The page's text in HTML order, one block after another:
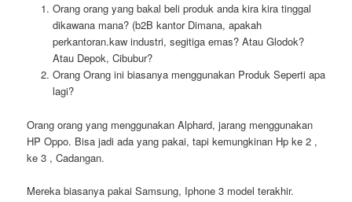
Orang orang yang bakal beli produk anda kira kira tinggal
dikawana mana? (b2B kantor Dimana, apakah
perkantoran.kaw industri, segitiga emas? Atau Glodok?
Atau Depok, Cibubur?
Orang Orang ini biasanya menggunakan Produk Seperti apa
lagi?
Orang orang yang menggunakan Alphard, jarang menggunakan
HP Oppo. Bisa jadi ada yang pakai, tapi kemungkinan Hp ke 2 ,
ke 3 , Cadangan.
Mereka biasanya pakai Samsung, Iphone 3 model terakhir.